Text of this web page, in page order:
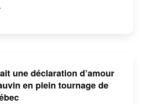
une déclaration d’amour
en plein tournage de